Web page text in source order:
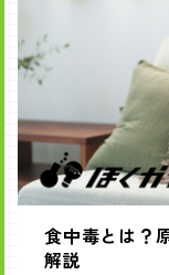
食中毒とは？
解説